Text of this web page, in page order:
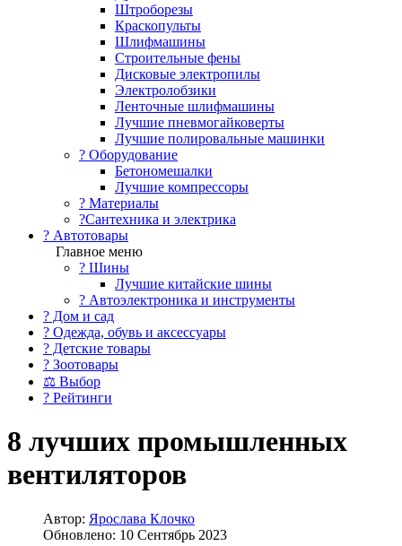
Штроборезы
Краскопульты
Шлифмашины
Строительные фены
Дисковые электропилы
Электролобзики
Ленточные шлифмашины
Лучшие пневмогайковерты
Лучшие полировальные машинки
?️ Оборудование
Бетономешалки
Лучшие компрессоры
? Материалы
?Сантехника и электрика
? Автотовары
Главное меню
? Шины
Лучшие китайские шины
? Автоэлектроника и инструменты
? Дом и сад
? Одежда, обувь и аксессуары
? Детские товары
? Зоотовары
⚖ Выбор
? Рейтинги
8 лучших промышленных
вентиляторов
Автор: Ярослава Клочко
Обновлено: 10 Сентябрь 2023